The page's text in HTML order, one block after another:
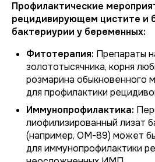
Профилактические
рецидивирующем цистите и
бактериурии у беременных:
Фитотерапия: Препараты
золототысячника, корня
розмарина обыкновенного
для профилактики
Иммунопрофилактика:
лиофилизированный лизат
(например, OM-89) может
для иммунопрофилактики